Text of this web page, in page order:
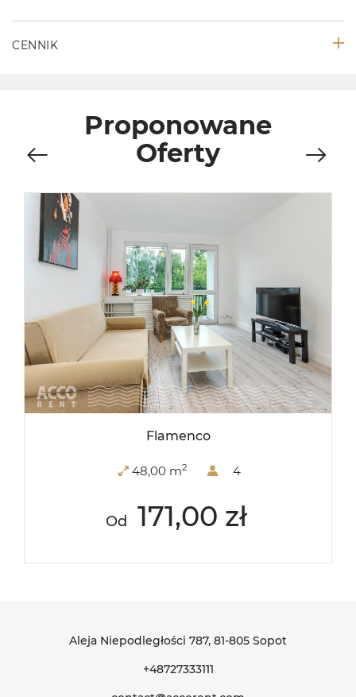
CENNIK
Proponowane
Oferty
Flamenco
48,00 m2 4
Od 171,00 zł
Aleja Niepodległości 787, 81-805 Sopot
+48727333111